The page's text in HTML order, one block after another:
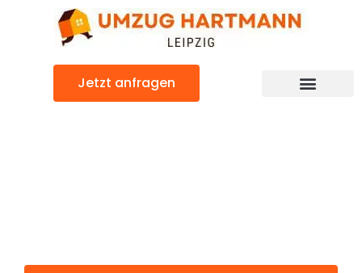
Jetzt anfragen